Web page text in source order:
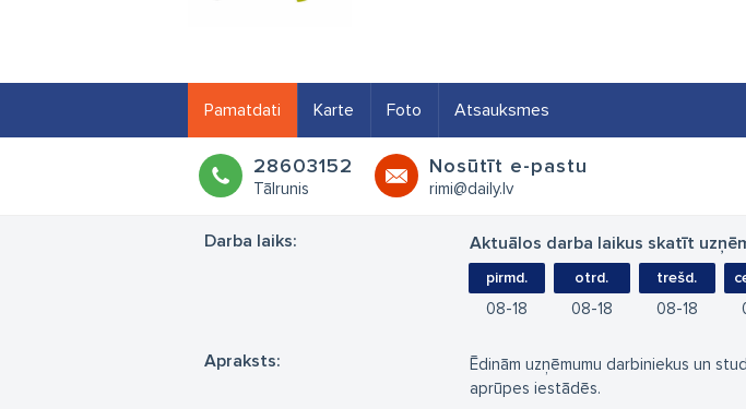
Pamatdati Karte Foto Atsauksmes
28603152
Tālrunis
Nosūtīt e-pastu
rimi@daily.lv
Darba laiks: Aktuālos darba laikus skatīt
pirmd.
08 18
otrd.
08 18
trešd.
08 18
Apraksts:
Ēdinām uzņēmumu darbiniekus un
aprūpes iestādēs.